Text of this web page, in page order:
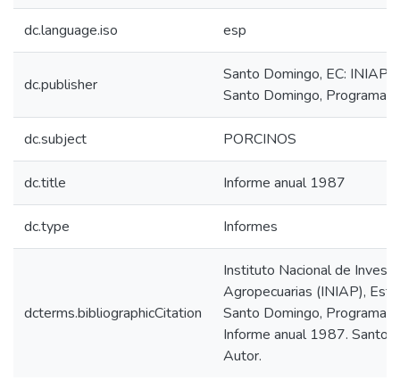
dc.language.iso esp
dc.publisher
Santo Domingo, EC: INIAP,
Santo Domingo, Programa
dc.subject PORCINOS
dc.title Informe anual 1987
dc.type Informes
dcterms.bibliographicCitation
Instituto Nacional de
Agropecuarias (INIAP),
Santo Domingo, Programa
Informe anual 1987. Santo
Autor.